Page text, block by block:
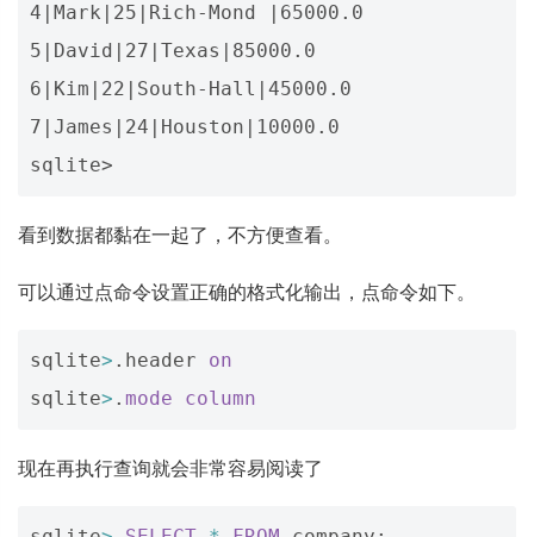
4|Mark|25|Rich-Mond |65000.0
5|David|27|Texas|85000.0
6|Kim|22|South-Hall|45000.0
7|James|24|Houston|10000.0
看到数据都黏在一起了，不方便查看。
可以通过点命令设置正确的格式化输出，点命令如下。
sqlite> . header
on
sqlite> . mode column
现在再执行查询就会非常容易阅读了